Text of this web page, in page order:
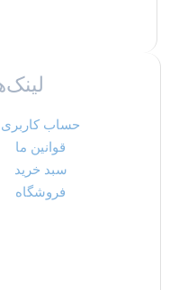
حساب کاربری
قوانین ما
سبد خرید
فروشگاه